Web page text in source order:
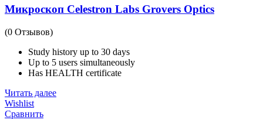
Микроскоп Celestron Labs Grovers Optics
(0 Отзывов)
Study history up to 30 days
Up to 5 users simultaneously
Has HEALTH certificate
Читать далее
Wishlist
Сравнить